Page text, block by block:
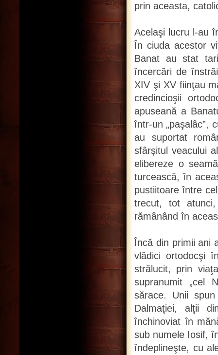
prin aceasta,
Acelaşi lucru l-au
În ciuda acestor
Banat au stat
încercări de
XIV şi XV fiinţau
credincioşii
apuseană a
într-un „paşalâc”,
au suportat
sfârşitul veacului
elibereze o
turcească, în
pustiitoare între
trecut, tot
rămânând în
Încă din primii ani
vlădici ortodocşi
strălucit, prin
supranumit „cel
sărace. Unii
Dalmaţiei, alţii
închinoviat în
sub numele Iosif,
îndeplineşte, cu